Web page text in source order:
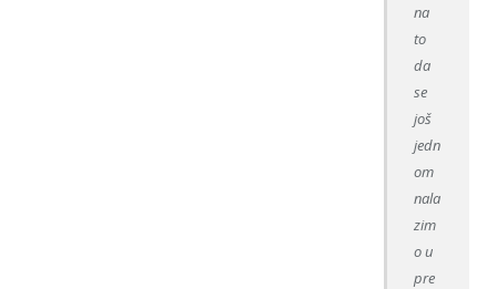
na
to
da
se
još
jedn
om
nala
zim
o u
pre